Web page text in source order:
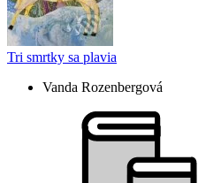
Tri smrtky sa plavia
Vanda Rozenbergová